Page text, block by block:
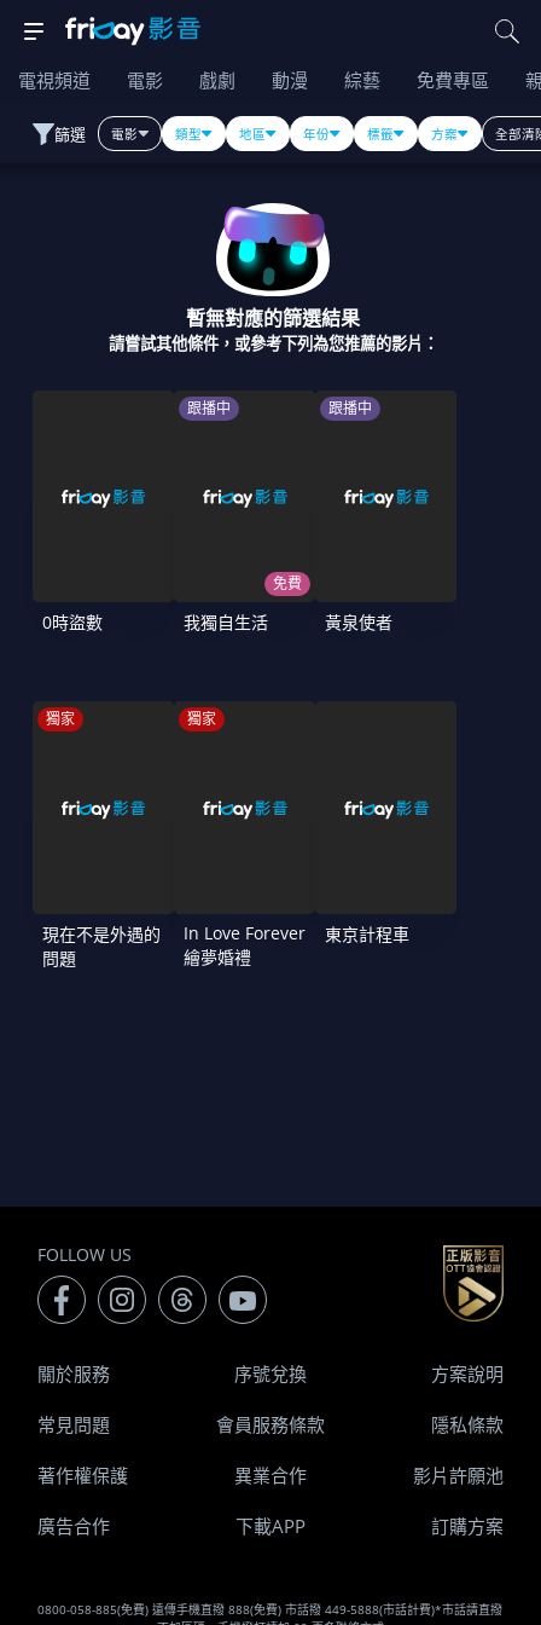
電視頻道 電影 戲劇 動漫 綜藝 免費專區
篩選 電影 類型 地區 年份 標籤 方案 全部清
暫無對應的篩選結果
請嘗試其他條件，或參考下列為您推薦的影片：
0時盜數
跟播中
免費
我獨自生活
跟播中
黃泉使者
獨家
現在不是外遇的
問題
獨家
In Love Forever
繪夢婚禮
東京計程車
FOLLOW US
0800-058-885(免費) 遠傳手機直撥 888(免費) 市話撥 449-5888(市話計費)*市話請直撥
關於服務 序號兌換 方案說明
常見問題 會員服務條款 隱私條款
著作權保護 異業合作 影片許願池
廣告合作 下載APP 訂購方案